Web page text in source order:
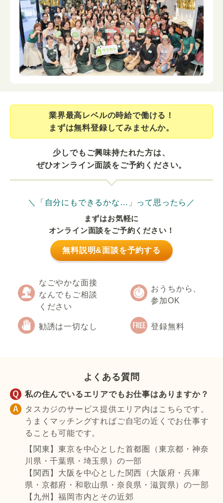
業界最⾼レベルの時給で働ける！
まずは無料登録してみませんか。
少しでもご興味持たれた方は、
ぜひオンライン面談をご予約ください。
＼「自分にもできるかな…」って思ったら／
まずはお気軽に
オンライン面談をご予約ください！
無料説明&面談を予約する
なごやかな面接
なんでもご相談
ください
おうちから、
参加OK
勧誘は一切なし 登録無料
よくある質問
私の住んでいるエリアでもお仕事はありますか？
タスカジのサービス提供エリア内はこちらです。
うまくマッチングすればご自宅の近くでお仕事す
ることも可能です。
【関東】東京を中心とした首都圏（東京都・神奈
川県・千葉県・埼玉県）の一部
【関西】大阪を中心とした関西（大阪府・兵庫
県・京都府・和歌山県・奈良県・滋賀県）の一部
【九州】福岡市内とその近郊